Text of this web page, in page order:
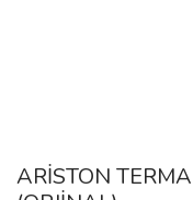
ARİSTON